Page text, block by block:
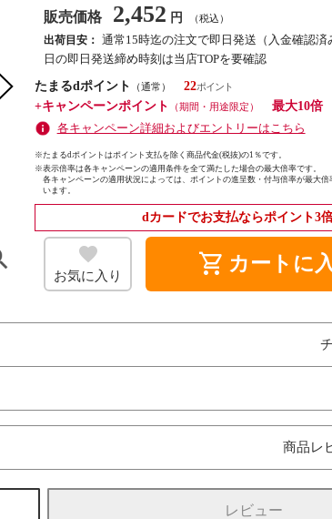
販売価格 2,452 円 （税込）
出荷目安： 通常15時迄の注文で即日発送（入金確認済
日の即日発送締め時刻は当店TOPを要確認
たまるdポイント
（通常）
22
+キャンペーンポイント
（期間・用途限定）
最大10倍
各キャンペーン詳細およびエントリーはこちら
※たまるdポイントはポイント支払を除く商品代金(税抜)の1％です。
※表示倍率は各キャンペーンの適用条件を全て満たした場合の最大倍率です。
各キャンペーンの適用状況によっては、ポイントの進呈数・付与倍率が最大
います。
dカードでお支払ならポイント3
お気に入り shopping_cart カートに
商品レ
レビュー